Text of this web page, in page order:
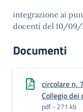
integrazione ai
docenti del 10/09/
Documenti
circolare n.
Collegio dei
pdf - 271 kb